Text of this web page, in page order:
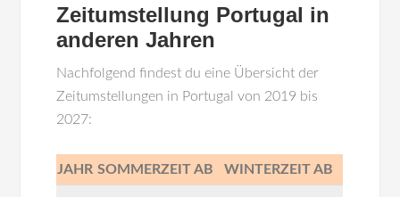
Zeitumstellung Portugal in
anderen Jahren
Nachfolgend findest du eine Übersicht der
Zeitumstellungen in Portugal von 2019 bis
2027:
JAHR SOMMERZEIT AB WINTERZEIT AB